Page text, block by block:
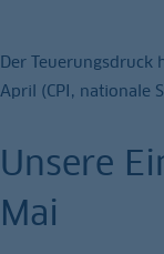
Der Teuerungsdruck
April (CPI, nationale
Unsere
Mai